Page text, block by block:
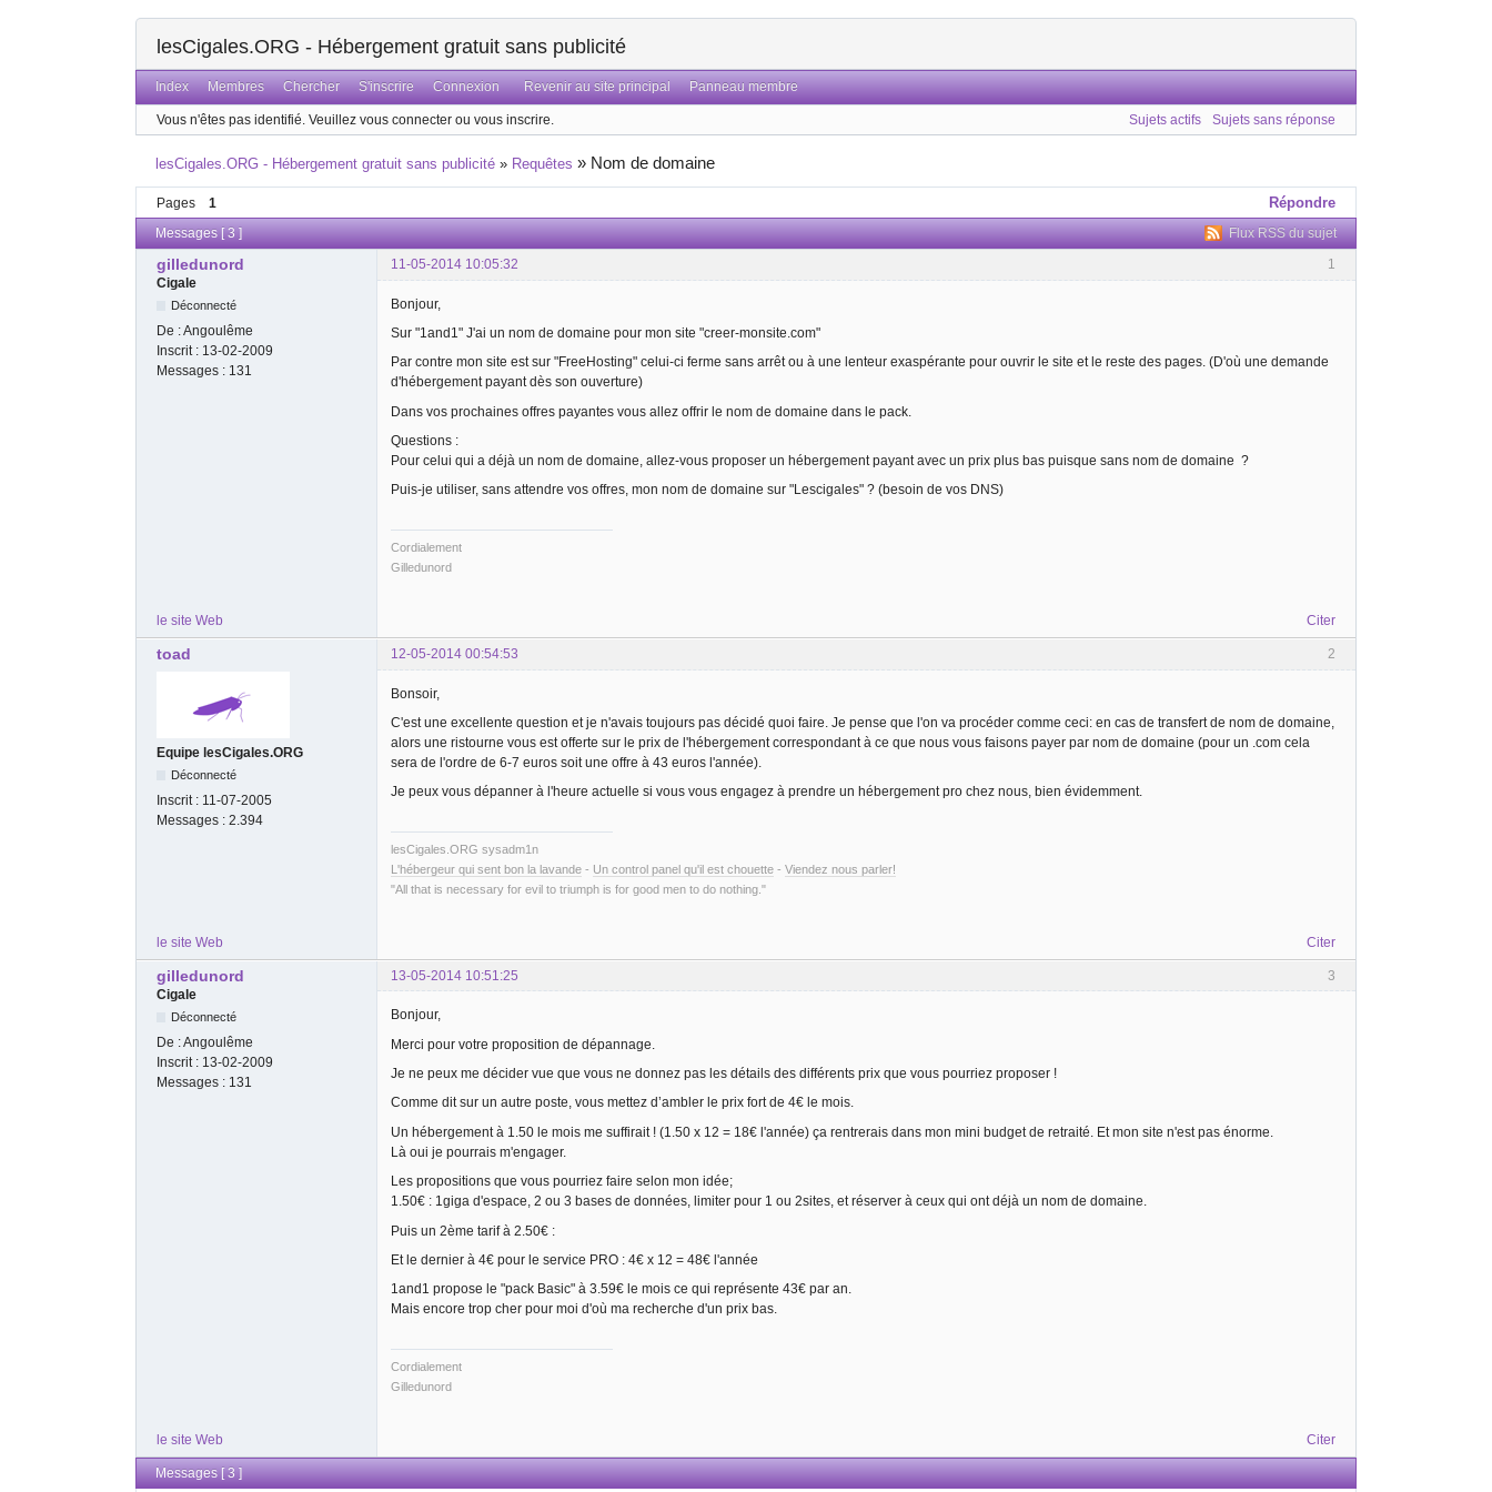
lesCigales.ORG - Hébergement gratuit sans publicité
Index Membres Chercher S'inscrire Connexion Revenir au site principal Panneau membre
Vous n'êtes pas identifié. Veuillez vous connecter ou vous inscrire. Sujets actifs Sujets sans réponse
lesCigales.ORG - Hébergement gratuit sans publicité » Requêtes » Nom de domaine
Pages 1 Répondre
Flux RSS du sujet
Messages [ 3 ]
1
gilledunord
11-05-2014 10:05:32
Cigale
Déconnecté
De :Angoulême
Inscrit : 13-02-2009
Messages : 131
Bonjour,
Sur "1and1" J'ai un nom de domaine pour mon site "creer-monsite.com"
Par contre mon site est sur "FreeHosting" celui-ci ferme sans arrêt ou à une lenteur exaspérante pour ouvrir le site et le reste des pages. (D'où une demande
d'hébergement payant dès son ouverture)
Dans vos prochaines offres payantes vous allez offrir le nom de domaine dans le pack.
Questions :
Pour celui qui a déjà un nom de domaine, allez-vous proposer un hébergement payant avec un prix plus bas puisque sans nom de domaine ?
Puis-je utiliser, sans attendre vos offres, mon nom de domaine sur "Lescigales" ? (besoin de vos DNS)
Cordialement
Gilledunord
le site Web Citer
2
toad 12-05-2014 00:54:53
Equipe lesCigales.ORG
Déconnecté
Inscrit : 11-07-2005
Messages : 2.394
Bonsoir,
C'est une excellente question et je n'avais toujours pas décidé quoi faire. Je pense que l'on va procéder comme ceci: en cas de transfert de nom de domaine,
alors une ristourne vous est offerte sur le prix de l'hébergement correspondant à ce que nous vous faisons payer par nom de domaine (pour un .com cela
sera de l'ordre de 6-7 euros soit une offre à 43 euros l'année).
Je peux vous dépanner à l'heure actuelle si vous vous engagez à prendre un hébergement pro chez nous, bien évidemment.
lesCigales.ORG sysadm1n
L'hébergeur qui sent bon la lavande - Un control panel qu'il est chouette - Viendez nous parler!
"All that is necessary for evil to triumph is for good men to do nothing."
le site Web Citer
3
gilledunord
13-05-2014 10:51:25
Cigale
Déconnecté
De :Angoulême
Inscrit : 13-02-2009
Messages : 131
Bonjour,
Merci pour votre proposition de dépannage.
Je ne peux me décider vue que vous ne donnez pas les détails des différents prix que vous pourriez proposer !
Comme dit sur un autre poste, vous mettez d’ambler le prix fort de 4€ le mois.
Un hébergement à 1.50 le mois me suffirait ! (1.50 x 12 = 18€ l'année) ça rentrerais dans mon mini budget de retraité. Et mon site n'est pas énorme.
Là oui je pourrais m'engager.
Les propositions que vous pourriez faire selon mon idée;
1.50€ : 1giga d'espace, 2 ou 3 bases de données, limiter pour 1 ou 2sites, et réserver à ceux qui ont déjà un nom de domaine.
Puis un 2ème tarif à 2.50€ :
Et le dernier à 4€ pour le service PRO : 4€ x 12 = 48€ l'année
1and1 propose le "pack Basic" à 3.59€ le mois ce qui représente 43€ par an.
Mais encore trop cher pour moi d'où ma recherche d'un prix bas.
Cordialement
Gilledunord
le site Web Citer
Messages [ 3 ]